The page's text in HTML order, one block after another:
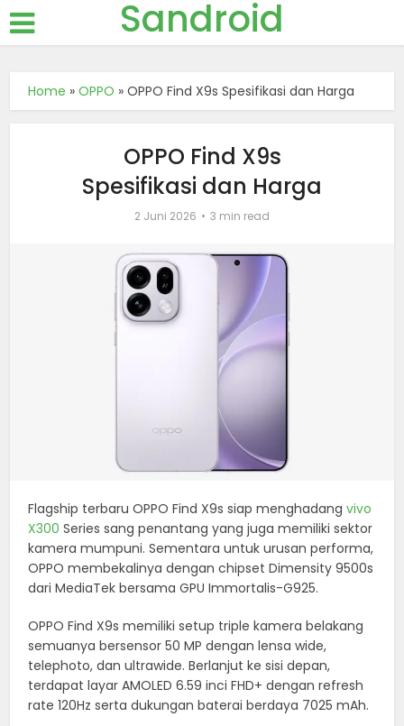
Sandroid
Home »OPPO »OPPO Find X9s Spesifikasi dan Harga
OPPO Find X9s
Spesifikasi dan Harga
2 Juni 2026 3 min read
Flagship terbaru OPPO Find X9s siap menghadangvivo
X300 Series sang penantang yang juga memiliki sektor
kamera mumpuni. Sementara untuk urusan performa,
OPPO membekalinya dengan chipset Dimensity 9500s
dari MediaTek bersama GPU Immortalis-G925.
OPPO Find X9s memiliki setup triple kamera belakang
semuanya bersensor 50 MP dengan lensa wide,
telephoto, dan ultrawide. Berlanjut ke sisi depan,
terdapat layar AMOLED 6.59 inci FHD+ dengan refresh
rate 120Hz serta dukungan baterai berdaya 7025 mAh.